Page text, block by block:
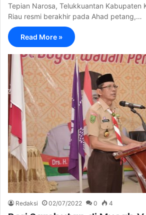
Tepian Narosa, Telukkuantan Kabupaten
Riau resmi berakhir pada Ahad petang,…
Read More »
Redaksi 02/07/2022 0 4